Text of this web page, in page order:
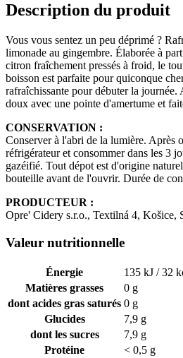
Description du produit
Vous vous sentez un peu déprimé ?
limonade au gingembre. Élaborée à
citron fraîchement pressés à froid, le
boisson est parfaite pour quiconque
rafraîchissante pour débuter la journée.
doux avec une pointe d'amertume et
CONSERVATION :
Conserver à l'abri de la lumière. Après
réfrigérateur et consommer dans les 3
gazéifié. Tout dépot est d'origine
bouteille avant de l'ouvrir. Durée de
PRODUCTEUR :
Opre' Cidery s.r.o., Textilná 4, Košice,
Valeur nutritionnelle
Énergie
135 kJ / 32
Matières grasses
0 g
dont acides gras saturés 0 g
Glucides
7,9 g
dont les sucres
7,9 g
Protéine
< 0,5 g